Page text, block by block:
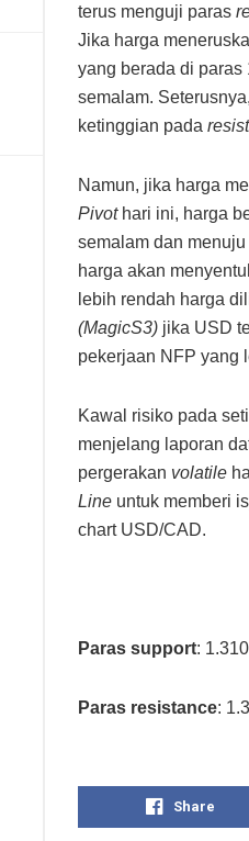
terus menguji paras
Jika harga
yang berada di paras
semalam.
ketinggian pada
Namun, jika harga
Pivothari ini, harga
semalam dan
harga akan
lebih rendah harga
(MagicS3) jika USD
pekerjaan NFP yang
Kawal risiko pada
menjelang laporan
pergerakan volatile
Line untuk memberi
chart USD/CAD.
Paras support:
Paras resistance:
Share